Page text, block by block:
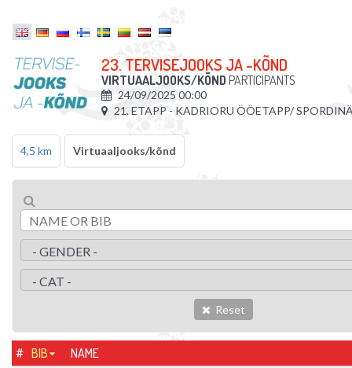
23. TERVISEJOOKS JA -KÕND
VIRTUAALJOOKS/KÕND PARTICIPANTS
24/09/2025 00:00
21. ETAPP - KADRIORU ÖÖETAPP/
4,5 km Virtuaaljooks/kõnd
Reset
# BIB NAME